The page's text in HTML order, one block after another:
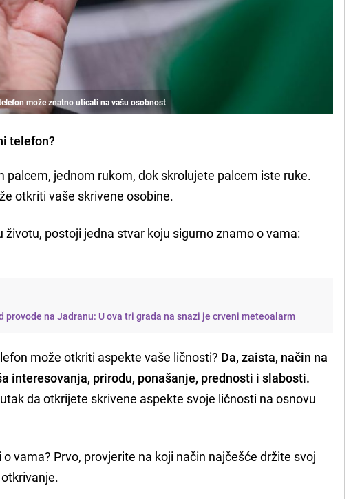
može znatno uticati na vašu osobnost
telefon?
palcem, jednom rukom, dok skrolujete palcem iste ruke.
otkriti vaše skrivene osobine.
postoji jedna stvar koju sigurno znamo o vama:
provode na Jadranu: U ova tri grada na snazi je crveni meteoalarm
može otkriti aspekte vaše ličnosti? Da, zaista, način na
interesovanja, prirodu, ponašanje, prednosti i slabosti.
da otkrijete skrivene aspekte svoje ličnosti na osnovu
vama? Prvo, provjerite na koji način najčešće držite svoj